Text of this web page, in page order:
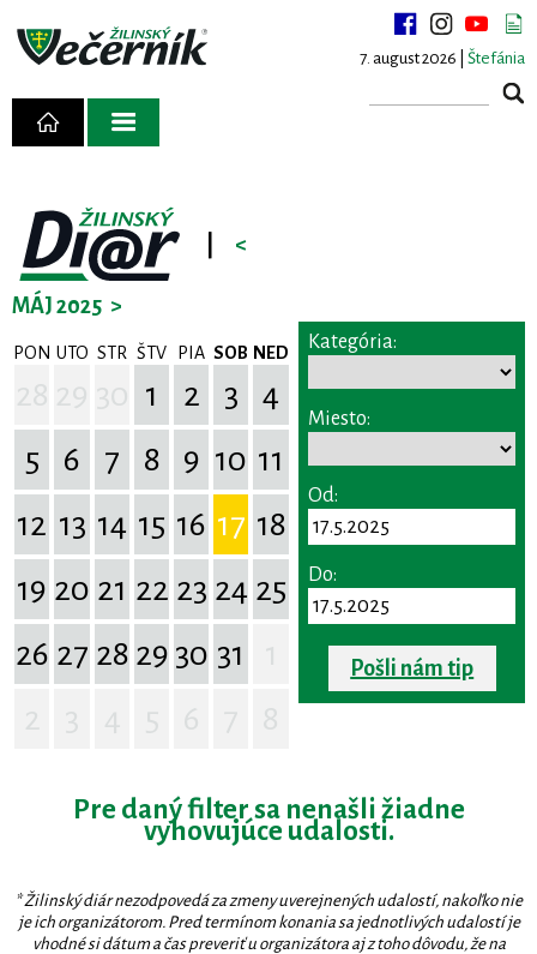
7. august 2026 | Štefánia
<
MÁJ 2025 >
PON UTO STR ŠTV PIA SOB NED
1 2 3
4
5
6 7 8 9 10 11
12 13 14 15 16 17 18
19 20 21 22 23 24 25
26 27 28 29 30 31
Kategória:
Miesto:
Od:
Do:
Pošli nám tip
Pre daný filter sa nenašli žiadne
vyhovujúce udalosti.
* Žilinský diár nezodpovedá za zmeny uverejnených udalostí, nakoľko nie
je ich organizátorom. Pred termínom konania sa jednotlivých udalostí je
vhodné si dátum a čas preveriť u organizátora aj z toho dôvodu, že na